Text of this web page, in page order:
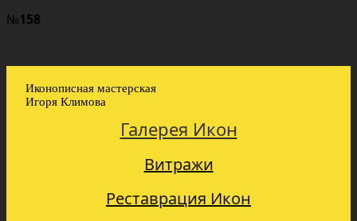
№158
Иконописная мастерская
Игоря Климова
Галерея Икон
Витражи
Реставрация Икон